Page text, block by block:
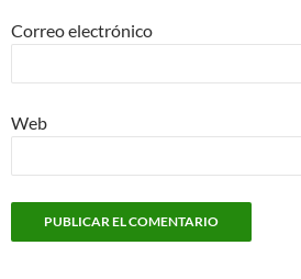
Correo electrónico
Web